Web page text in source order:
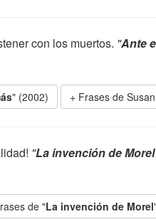
con los muertos. "Ante
" (2002) Frases de
"La invención de Morel
de "La invención de Morel